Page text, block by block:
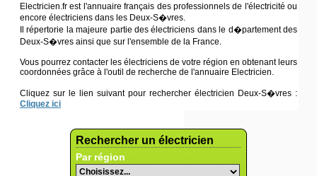
Rechercher un électricien
Par région
Electricien.fr est l'annuaire français des professionnels de l'électricité ou
encore électriciens dans les Deux-S�vres.
Il répertorie la majeure partie des électriciens dans le d�partement des
Deux-S�vres ainsi que sur l'ensemble de la France.
Vous pourrez contacter les électriciens de votre région en obtenant leurs
coordonnées grâce à l'outil de recherche de l'annuaire Electricien.
Cliquez sur le lien suivant pour rechercher électricien Deux-S�vres :
Cliquez ici